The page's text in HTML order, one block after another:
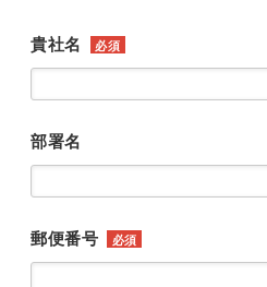
貴社名 必須
部署名
郵便番号 必須